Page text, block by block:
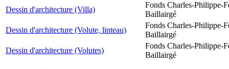
Dessin d'architecture (Villa)
Fonds Charles-Philippe-
Baillairgé
Dessin d'architecture (Volute, linteau)
Fonds Charles-Philippe-
Baillairgé
Dessin d'architecture (Volutes)
Fonds Charles-Philippe-
Baillairgé